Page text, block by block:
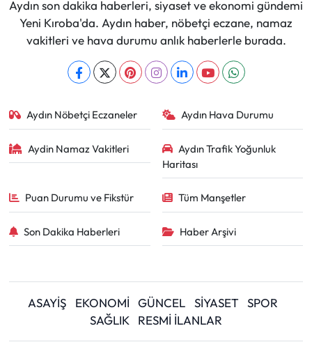
Aydın son dakika haberleri, siyaset ve ekonomi gündemi
Yeni Kıroba'da. Aydın haber, nöbetçi eczane, namaz
vakitleri ve hava durumu anlık haberlerle burada.
Aydın Nöbetçi Eczaneler Aydın Hava Durumu
Aydin Namaz Vakitleri
Aydın Trafik Yoğunluk
Haritası
Puan Durumu ve Fikstür Tüm Manşetler
Son Dakika Haberleri Haber Arşivi
ASAYİŞ EKONOMİ GÜNCEL SİYASET
SPOR
SAĞLIK
RESMİ İLANLAR